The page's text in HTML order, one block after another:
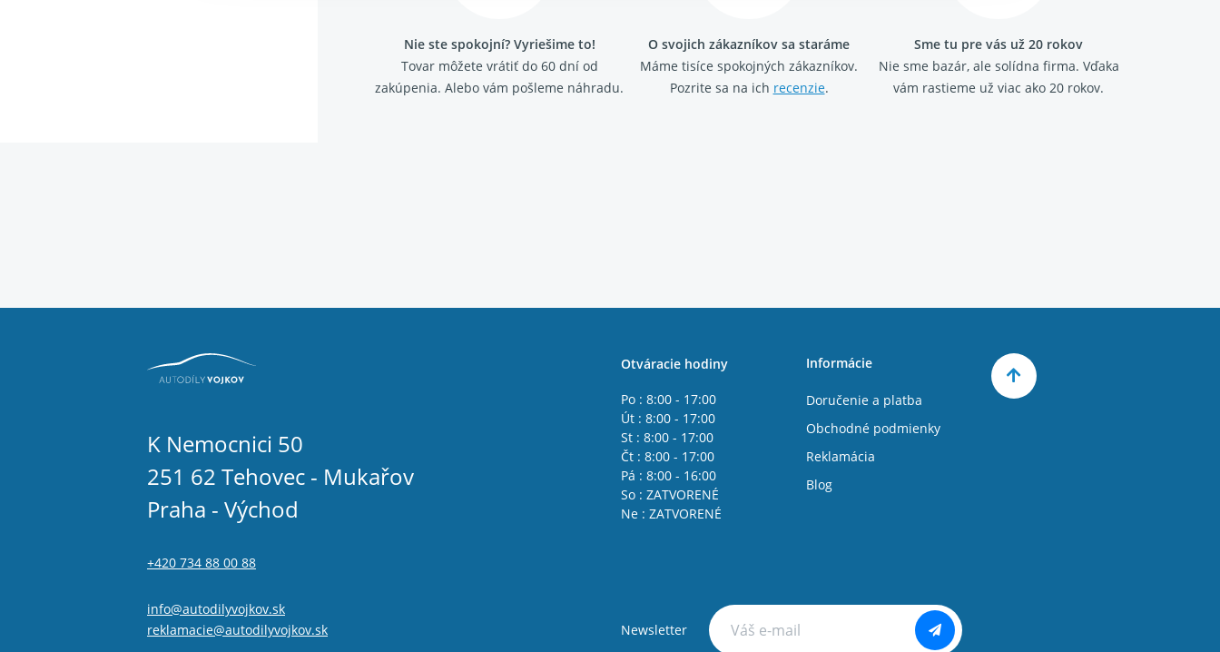
Nie ste spokojní? Vyriešime to!
Tovar môžete vrátiť do 60 dní od
zakúpenia. Alebo vám pošleme náhradu.
O svojich zákazníkov sa staráme
Máme tisíce spokojných zákazníkov.
Pozrite sa na ich recenzie.
Sme tu pre vás už 20 rokov
Nie sme bazár, ale solídna firma. Vďaka
vám rastieme už viac ako 20 rokov.
K Nemocnici 50
251 62 Tehovec - Mukařov
Praha - Východ
+420 734 88 00 88
info@autodilyvojkov.sk
reklamacie@autodilyvojkov.sk
Otváracie hodiny
Po : 8:00 - 17:00
Út : 8:00 - 17:00
St : 8:00 - 17:00
Čt : 8:00 - 17:00
Pá : 8:00 - 16:00
So : ZATVORENÉ
Ne : ZATVORENÉ
Informácie
Doručenie a platba
Obchodné podmienky
Reklamácia
Blog
Newsletter